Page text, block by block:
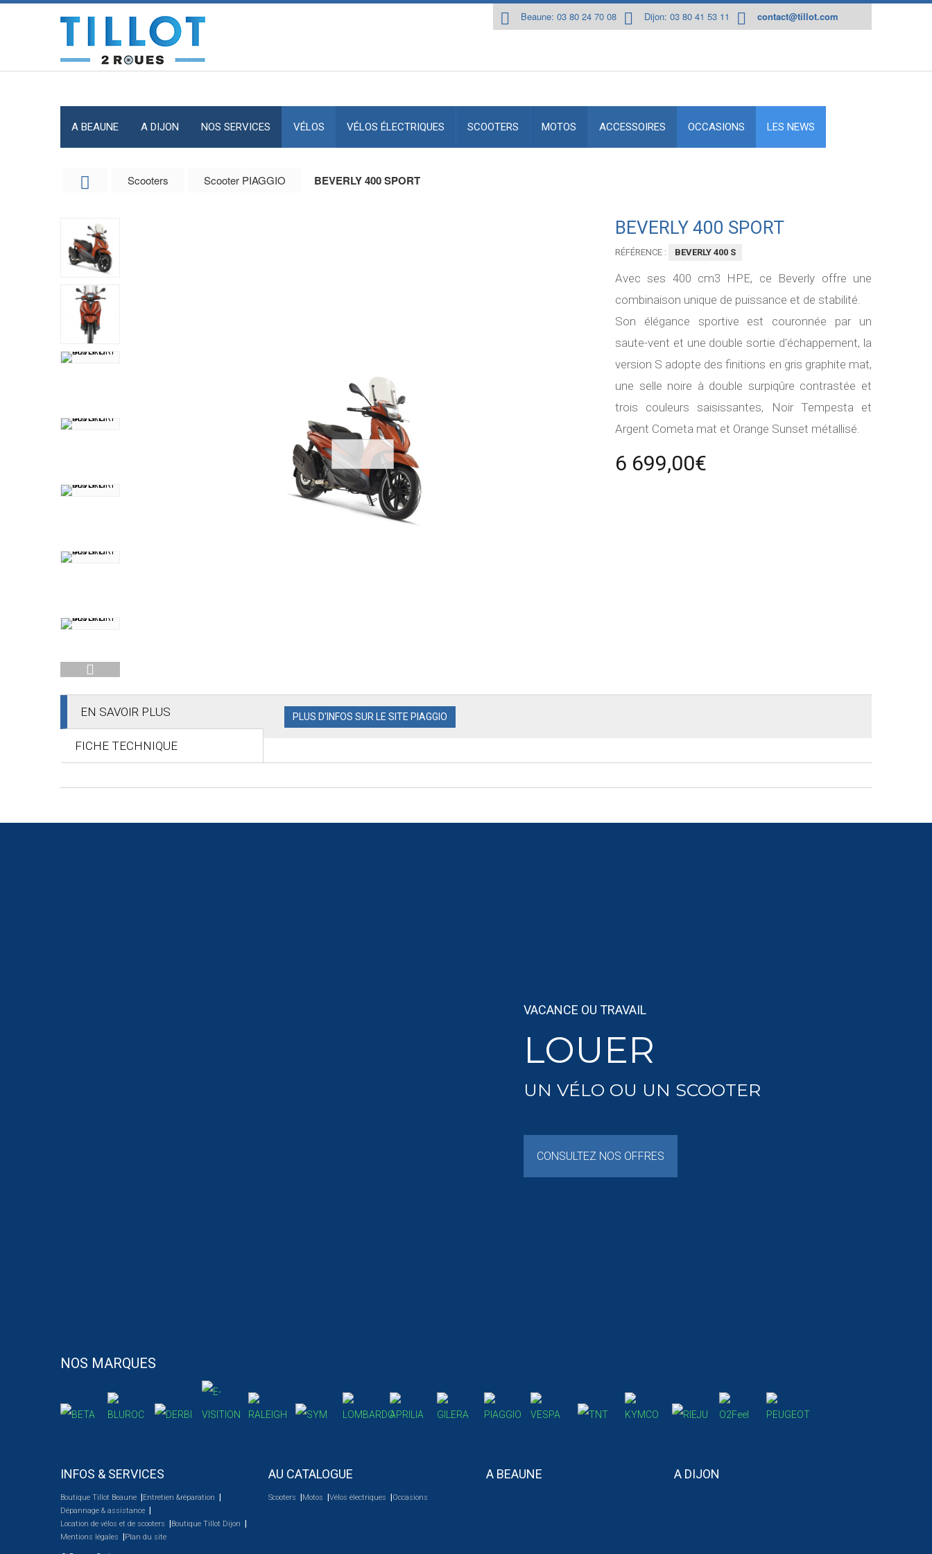
Beaune: 03 80 24 70 08 Dijon: 03 80 41 53 11 contact@tillot.com
A BEAUNE A DIJON NOS SERVICES VÉLOS VÉLOS ÉLECTRIQUES SCOOTERS MOTOS ACCESSOIRES OCCASIONS LES NEWS
Scooters Scooter PIAGGIO BEVERLY 400 SPORT
BEVERLY 400 SPORT
RÉFÉRENCE : BEVERLY 400 S
Avec ses 400 cm3 HPE, ce Beverly offre une
combinaison unique de puissance et de stabilité.
Son élégance sportive est couronnée par un
saute-vent et une double sortie d'échappement, la
version S adopte des finitions en gris graphite mat,
une selle noire à double surpiqûre contrastée et
trois couleurs saisissantes, Noir Tempesta et
Argent Cometa mat et Orange Sunset métallisé.
6 699,00€
EN SAVOIR PLUS
FICHE TECHNIQUE
PLUS D'INFOS SUR LE SITE PIAGGIO
VACANCE OU TRAVAIL
LOUER
UN VÉLO OU UN SCOOTER
CONSULTEZ NOS OFFRES
NOS MARQUES
INFOS & SERVICES
Boutique Tillot Beaune
Entretien &réparation
Dépannage & assistance
Location de vélos et de scooters
Boutique Tillot Dijon
Mentions légales
Plan du site
AU CATALOGUE
Scooters Motos Vélos électriques Occasions
A BEAUNE A DIJON
Panneau de gestion des cookies